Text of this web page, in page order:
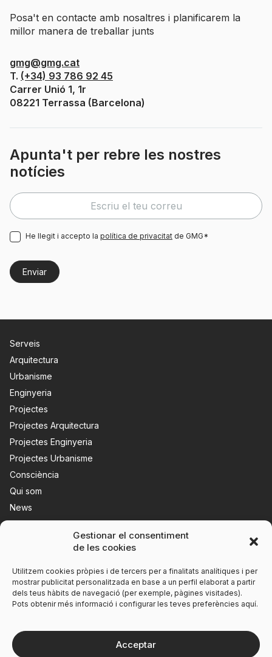
Gestionar el consentiment
de les cookies
Utilitzem cookies pròpies i de tercers per a finalitats analítiques i per
mostrar publicitat personalitzada en base a un perfil elaborat a partir
dels teus hàbits de navegació (per exemple, pàgines visitades).
Pots obtenir més informació i configurar les teves preferències aquí.
Acceptar
Posa't en contacte amb nosaltres i planificarem la
millor manera de treballar junts
gmg@gmg.cat
T. (+34) 93 786 92 45
Carrer Unió 1, 1r
08221 Terrassa (Barcelona)
Apunta't per rebre les nostres
notícies
He llegit i accepto la política de privacitat de GMG*
Serveis
Arquitectura
Urbanisme
Enginyeria
Projectes
Projectes Arquitectura
Projectes Enginyeria
Projectes Urbanisme
Consciència
Qui som
News
Contacte